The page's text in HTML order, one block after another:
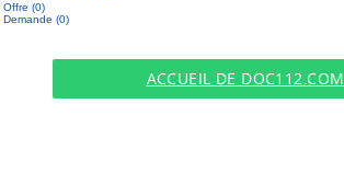
Offre (0)
Demande (0)
ACCUEIL DE DOC112.COM